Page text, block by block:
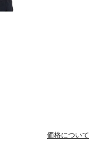
価格について